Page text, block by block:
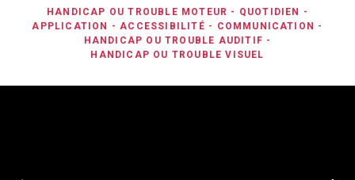
HANDICAP OU TROUBLE MOTEUR - QUOTIDIEN
-
APPLICATION
-ACCESSIBILITÉ - COMMUNICATION -
HANDICAP OU TROUBLE AUDITIF -
HANDICAP OU TROUBLE VISUEL